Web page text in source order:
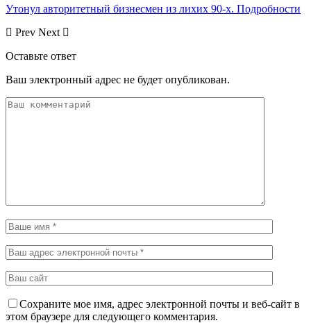
Утонул авторитетный бизнесмен из лихих 90-х. Подробности
Prev Next
Оставьте ответ
Ваш электронный адрес не будет опубликован.
Сохраните мое имя, адрес электронной почты и веб-сайт в
этом браузере для следующего комментария.